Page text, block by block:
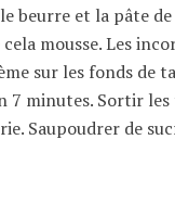
beurre et la pâte
mousse. Les
sur les fonds de
7 minutes. Sortir
Saupoudrer de